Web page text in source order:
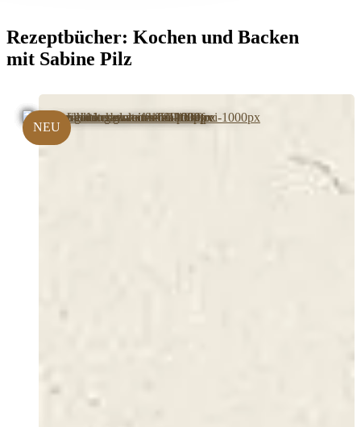
Rezeptbücher: Kochen und Backen
mit Sabine Pilz
NEU